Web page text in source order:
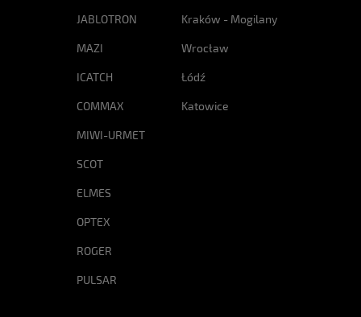
JABLOTRON
MAZI
ICATCH
COMMAX
MIWI-URMET
SCOT
ELMES
OPTEX
ROGER
PULSAR
Kraków - Mogilany
Wrocław
Łódź
Katowice